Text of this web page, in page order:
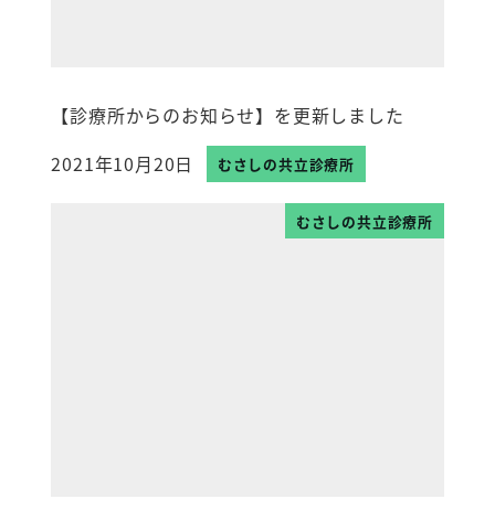
【診療所からのお知らせ】を更新しました
投稿日
2021年10月20日 むさしの共立診療所
むさしの共立診療所